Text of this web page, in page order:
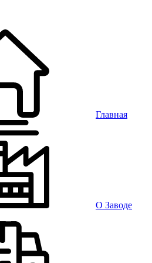
Главная
О Заводе